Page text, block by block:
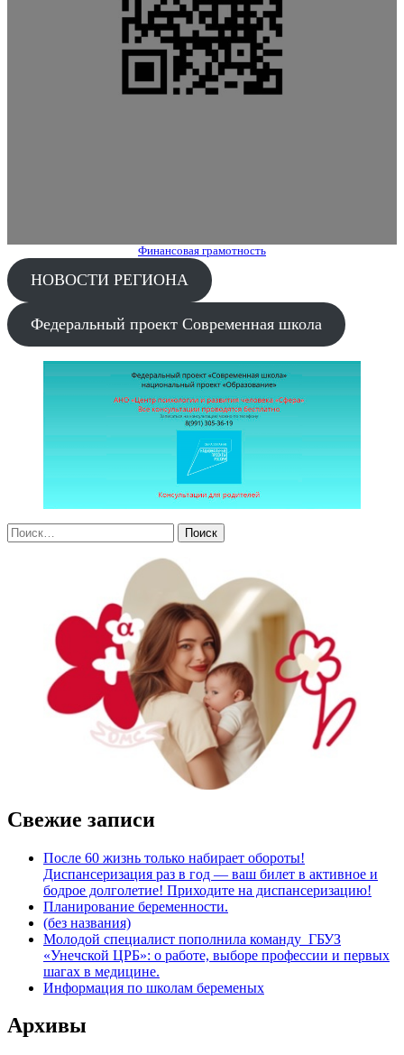
Финансовая грамотность
НОВОСТИ РЕГИОНА
Федеральный проект Современная школа
Свежие записи
После 60 жизнь только набирает обороты!
Диспансеризация раз в год — ваш билет в активное и
бодрое долголетие! Приходите на диспансеризацию!
Планирование беременности.
(без названия)
Молодой специалист пополнила команду ГБУЗ
«Унечской ЦРБ»: о работе, выборе профессии и первых
шагах в медицине.
Информация по школам беременых
Архивы